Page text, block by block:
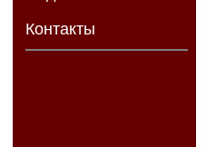
Контакты